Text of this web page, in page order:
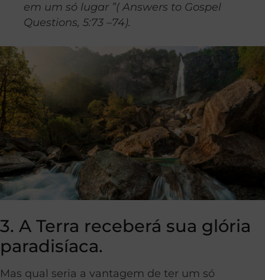
em um só lugar ”( Answers to Gospel
Questions, 5:73 –74).
3. A Terra receberá sua glória
paradisíaca.
Mas qual seria a vantagem de ter um só